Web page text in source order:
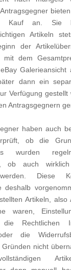
Kauf an. Sie
Artikeln
der
mit dem
Galerieansicht
dann ein
Verfügung gestellt
Antragsgegnern
haben auch
ob die
wurden
ob auch
Diese
deshalb
Artikeln, also
waren,
die Rechtlichen
die
Gründen nicht